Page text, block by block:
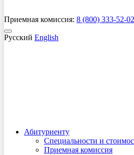
Приемная комиссия: 8 (800) 333-52-02
Русский English
Абитуриенту
Специальности и
Приемная комиссия